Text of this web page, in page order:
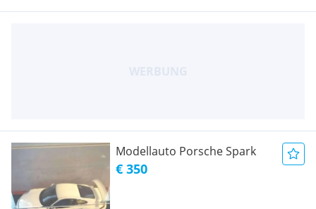
Modellauto Porsche Spark
€ 350